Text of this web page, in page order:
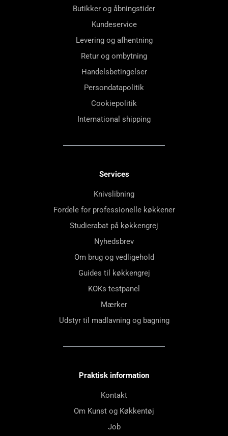
Butikker og åbningstider
Kundeservice
Levering og afhentning
Retur og ombytning
Handelsbetingelser
Persondatapolitik
Cookiepolitik
International shipping
Services
Knivslibning
Fordele for professionelle køkkener
Studierabat på køkkengrej
Nyhedsbrev
Om brug og vedligehold
Guides til køkkengrej
KOKs testpanel
Mærker
Udstyr til madlavning og bagning
Praktisk information
Kontakt
Om Kunst og Køkkentøj
Job